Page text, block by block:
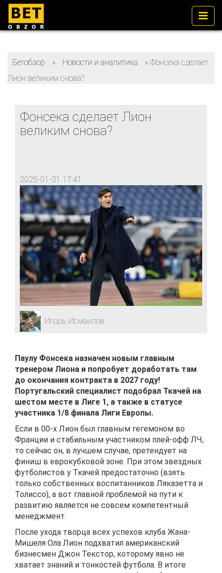
Бетобзор » Новости и аналитика » Фонсека сделает
Лион великим снова?
Фонсека сделает Лион
великим снова?
2025-01-31 17:41
Игорь Исмаилов
Паулу Фонсека назначен новым главным
тренером Лиона и попробует доработать там
до окончания контракта в 2027 году!
Португальский специалист подобрал Ткачей на
шестом месте в Лиге 1, а также в статусе
участника 1/8 финала Лиги Европы.
Если в 00-х Лион был главным гегемоном во
Франции и стабильным участником плей-офф ЛЧ,
то сейчас он, в лучшем случае, претендует на
финиш в еврокубковой зоне. При этом звездных
футболистов у Ткачей предостаточно (взять
только собственных воспитанников Ляказетта и
Толиссо), а вот главной проблемой на пути к
развитию является не совсем компетентный
менеджмент.
После ухода творца всех успехов клуба Жана-
Мишеля Ола Лион подхватил американский
бизнесмен Джон Текстор, которому явно не
хватает знаний и тонкостей футбола. В итоге